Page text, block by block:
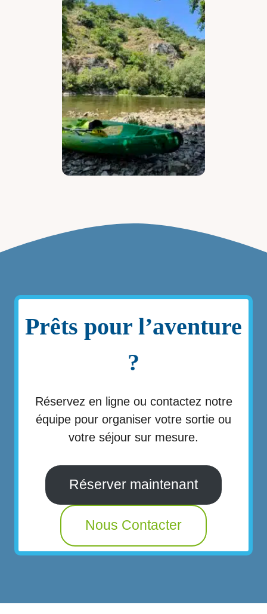
Prêts pour l’aventure
?
Réservez en ligne ou contactez notre
équipe pour organiser votre sortie ou
votre séjour sur mesure.
Réserver maintenant
Nous Contacter